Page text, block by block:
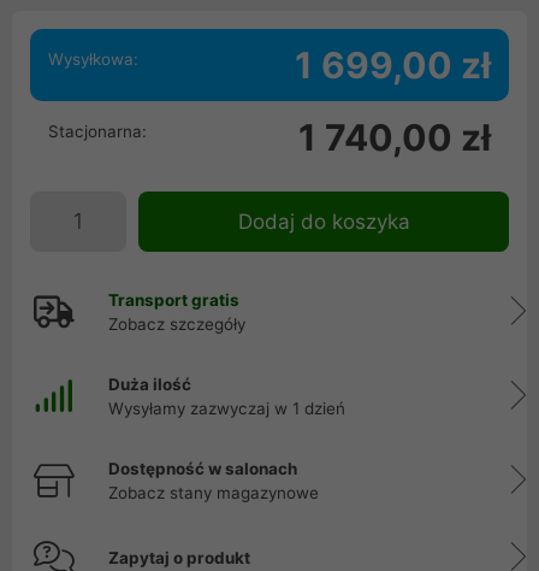
Wysyłkowa: 1 699,00 zł
Stacjonarna: 1 740,00 zł
Dodaj do koszyka
Transport gratis
Zobacz szczegóły
Duża ilość
Wysyłamy zazwyczaj w 1 dzień
Dostępność w salonach
Zobacz stany magazynowe
Zapytaj o produkt